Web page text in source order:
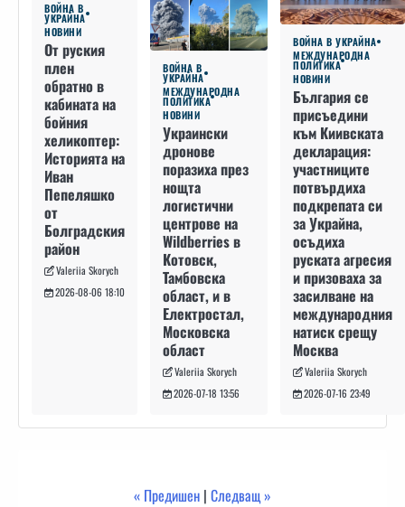
ВОЙНА В
УКРАЙНА
НОВИНИ
От руския
плен
обратно в
кабината на
бойния
хеликоптер:
Историята на
Иван
Пепеляшко
от
Болградския
район
Valeriia Skorych
2026-08-06 18:10
ВОЙНА В
УКРАЙНА
МЕЖДУНАРОДНА
ПОЛИТИКА
НОВИНИ
Украински
дронове
поразиха през
нощта
логистични
центрове на
Wildberries в
Котовск,
Тамбовска
област, и в
Електростал,
Московска
област
Valeriia Skorych
2026-07-18 13:56
ВОЙНА В УКРАЙНА
МЕЖДУНАРОДНА
ПОЛИТИКА
НОВИНИ
България се
присъедини
към Киивската
декларация:
участниците
потвърдиха
подкрепата си
за Украйна,
осъдиха
руската агресия
и призоваха за
засилване на
международния
натиск срещу
Москва
Valeriia Skorych
2026-07-16 23:49
« Предишен | Следващ »